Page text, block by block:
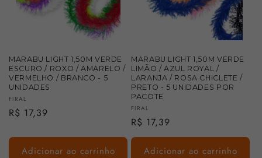
MARABU LIGHT 1,50M VERDE
ESCURO / ROXO / AMARELO /
VERMELHO / BRANCO - 5
UNIDADES
Fornecedor:
FIRAL
Preço
R$ 17,39
Adicionar ao carrinho
MARABU LIGHT 1,50M VERDE
LIMÃO / AZUL ROYAL /
LARANJA / ROSA CHICLETE /
PRETO - 5 UNIDADES POR
PACOTE
Fornecedor:
FIRAL
Preço
normal
R$ 17,39
Adicionar ao carrinho